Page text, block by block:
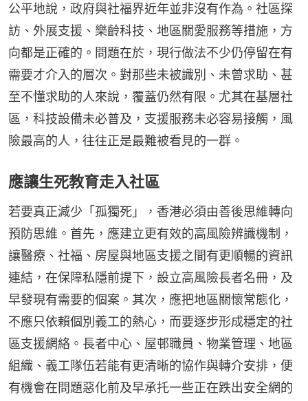
公平地說，政府與社福界近年並非沒有作為。社區探
訪、外展支援、樂齡科技、地區關愛服務等措施，方
向都是正確的。問題在於，現行做法不少仍停留在有
需要才介入的層次。對那些未被識別、未曾求助、甚
至不懂求助的人來說，覆蓋仍然有限。尤其在基層社
區，科技設備未必普及，支援服務未必容易接觸，風
險最高的人，往往正是最難被看見的一群。
應讓生死教育走入社區
若要真正減少「孤獨死」，香港必須由善後思維轉向
預防思維。首先，應建立更有效的高風險辨識機制，
讓醫療、社福、房屋與地區支援之間有更順暢的資訊
連結，在保障私隱前提下，設立高風險長者名冊，及
早發現有需要的個案。其次，應把地區關懷常態化，
不應只依賴個別義工的熱心，而要逐步形成穩定的社
區支援網絡。長者中心、屋邨職員、物業管理、地區
組織、義工隊伍若能有更清晰的協作與轉介安排，便
有機會在問題惡化前及早承托一些正在跌出安全網的